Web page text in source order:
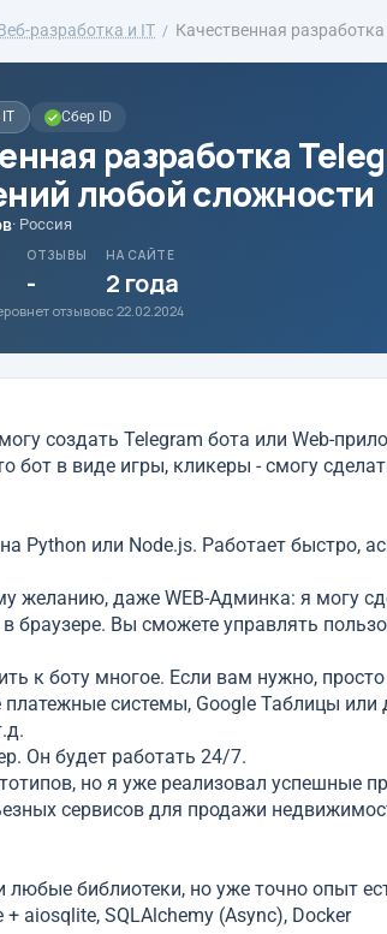
разработка и IT Качественная
Сбер ID
разработка
любой сложности
· Россия
ОТЗЫВЫ
-
нет отзывов
НА САЙТЕ
2 года
с 22.02.2024
создать Telegram бота или Web-
бот в виде игры, кликеры - смогу
Python или Node.js. Работает быстро,
желанию, даже WEB-Админка: я могу
браузере. Вы сможете управлять
к боту многое. Если вам нужно,
системы, Google Таблицы
Он будет работать 24/7.
но я уже реализовал успешные
сервисов для продажи
библиотеки, но уже точно опыт
aiosqlite, SQLAlchemy (Async), Docker